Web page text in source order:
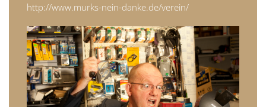
http://www.murks-nein-danke.de/verein/